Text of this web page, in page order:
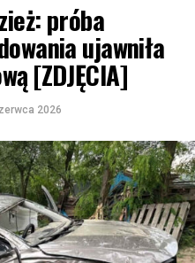
próba
ujawniła
[ZDJĘCIA]
2026